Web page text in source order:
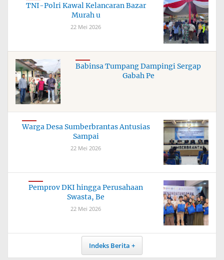
TNI-Polri Kawal Kelancaran Bazar
Murah u
22 Mei 2026
Babinsa Tumpang Dampingi Sergap
Gabah Pe
Warga Desa Sumberbrantas Antusias
Sampai
22 Mei 2026
Pemprov DKI hingga Perusahaan
Swasta, Be
22 Mei 2026
Indeks Berita